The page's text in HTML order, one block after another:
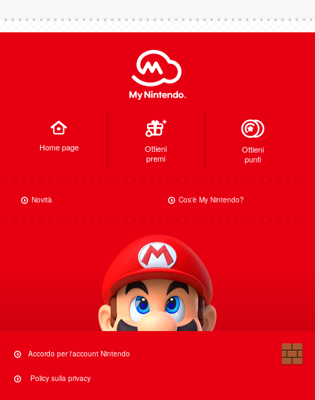
Home page
Ottieni
premi
Ottieni
punti
Novità Cos'è My Nintendo?
Accordo per l'account Nintendo
Policy sulla privacy